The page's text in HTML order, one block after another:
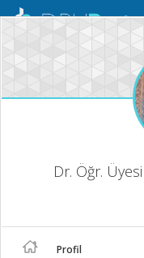
Dr. Öğr. Üyesi
Profil